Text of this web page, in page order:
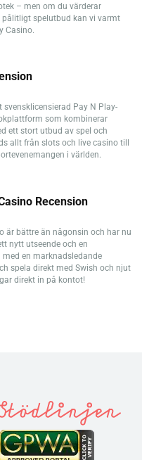
– men om du värderar
spelutbud kan vi varmt
Casino.
svensklicensierad Pay N Play-
som kombinerar
ett stort utbud av spel och
allt från slots och live casino till
i världen.
Recension
är bättre än någonsin och har nu
nytt utseende och en
en marknadsledande
spela direkt med Swish och njut
direkt in på kontot!